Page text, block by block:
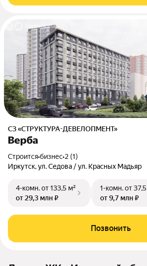
СЗ «СТРУКТУРА-ДЕВЕЛОПМЕНТ»
Верба
Строится•бизнес•2 (1)
Иркутск, ул. Седова / ул. Красных Мадьяр
4-комн.от 133,5 м²
от 29,3 млн ₽
1-комн.от
от 9,7 млн ₽
Позвонить